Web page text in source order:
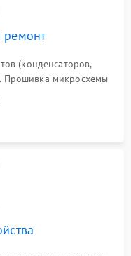
ремонт
(конденсаторов,
Прошивка микросхемы
поломке подсветки —
светодиодов.